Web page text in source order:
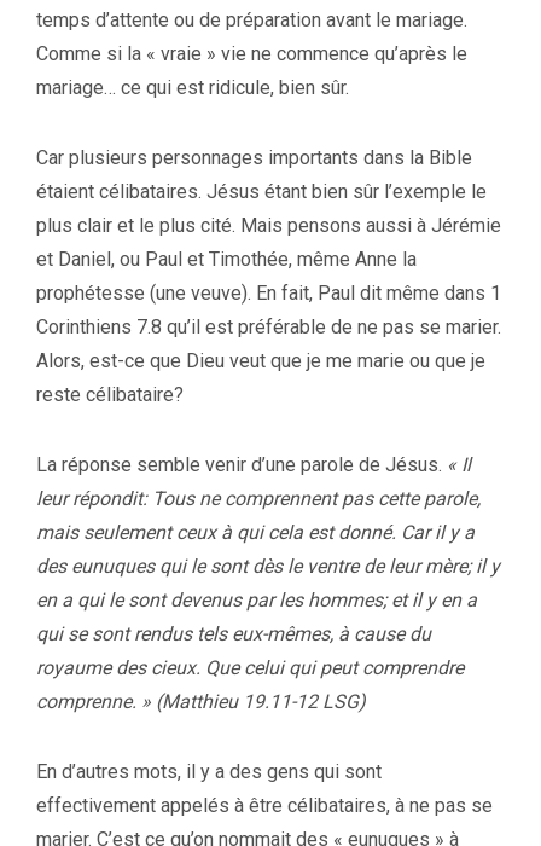
temps d’attente ou de préparation avant le mariage.
Comme si la « vraie » vie ne commence qu’après le
mariage… ce qui est ridicule, bien sûr.
Car plusieurs personnages importants dans la Bible
étaient célibataires. Jésus étant bien sûr l’exemple le
plus clair et le plus cité. Mais pensons aussi à Jérémie
et Daniel, ou Paul et Timothée, même Anne la
prophétesse (une veuve). En fait, Paul dit même dans 1
Corinthiens 7.8 qu’il est préférable de ne pas se marier.
Alors, est-ce que Dieu veut que je me marie ou que je
reste célibataire?
La réponse semble venir d’une parole de Jésus. « Il
leur répondit: Tous ne comprennent pas cette parole,
mais seulement ceux à qui cela est donné. Car il y a
des eunuques qui le sont dès le ventre de leur mère; il y
en a qui le sont devenus par les hommes; et il y en a
qui se sont rendus tels eux-mêmes, à cause du
royaume des cieux. Que celui qui peut comprendre
comprenne. » (Matthieu 19.11-12 LSG)
En d’autres mots, il y a des gens qui sont
effectivement appelés à être célibataires, à ne pas se
marier. C’est ce qu’on nommait des « eunuques » à